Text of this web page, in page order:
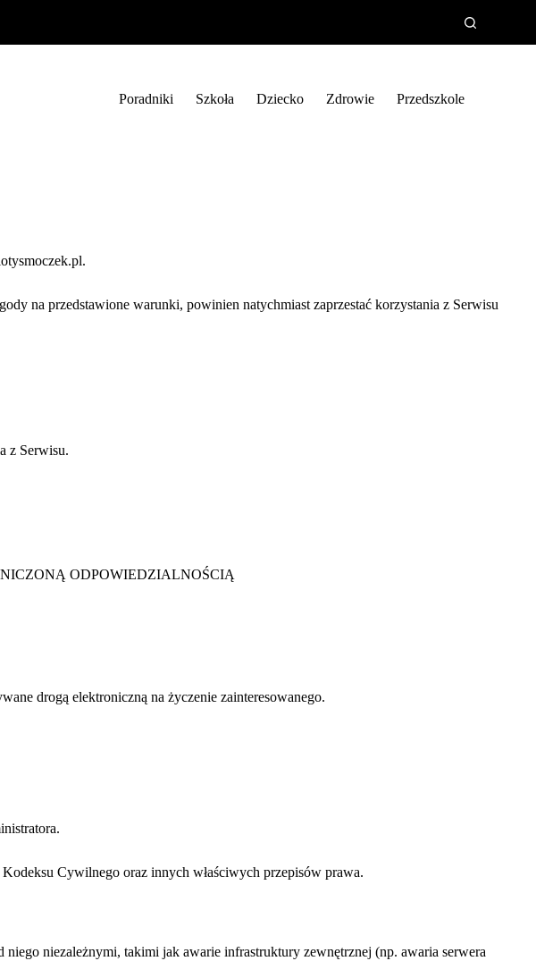
Poradniki Szkoła Dziecko Zdrowie Przedszkole
na przedstawione warunki, powinien natychmiast zaprzestać korzystania z Serwisu
z Serwisu.
ODPOWIEDZIALNOŚCIĄ
drogą elektroniczną na życzenie zainteresowanego.
Cywilnego oraz innych właściwych przepisów prawa.
niezależnymi, takimi jak awarie infrastruktury zewnętrznej (np. awaria serwera